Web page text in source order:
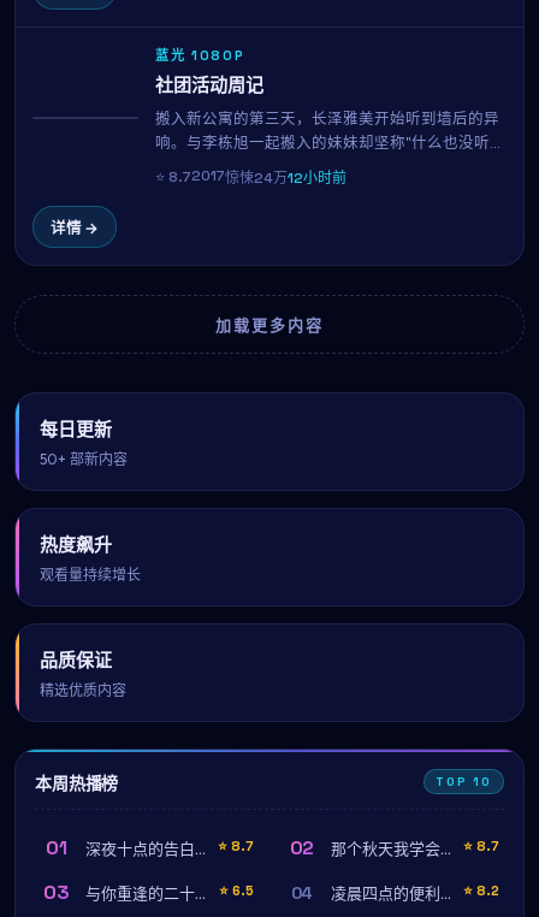
蓝光 1080P
社团活动周记
搬入新公寓的第三天，长泽雅美开始听到墙后的异
响。与李栋旭一起搬入的妹妹却坚称"什么也没听
到"。当真相终于显现，所有看似日常的细节都成了
恐惧的来源。崔东勋用极简的音效与克制的镜头，
⭐ 8.72017惊悚24万12小时前
详情 →
加载更多内容
每日更新
50+ 部新内容
热度飙升
观看量持续增长
品质保证
精选优质内容
本周热播榜 TOP 10
01 深夜十点的告白（前传特辑） ⭐ 8.7 02 那个秋天我学会了拥抱 ⭐ 8.7
03 与你重逢的二十四小时（4K 修复版） ⭐ 6.5 04 凌晨四点的便利店 ⭐ 8.2